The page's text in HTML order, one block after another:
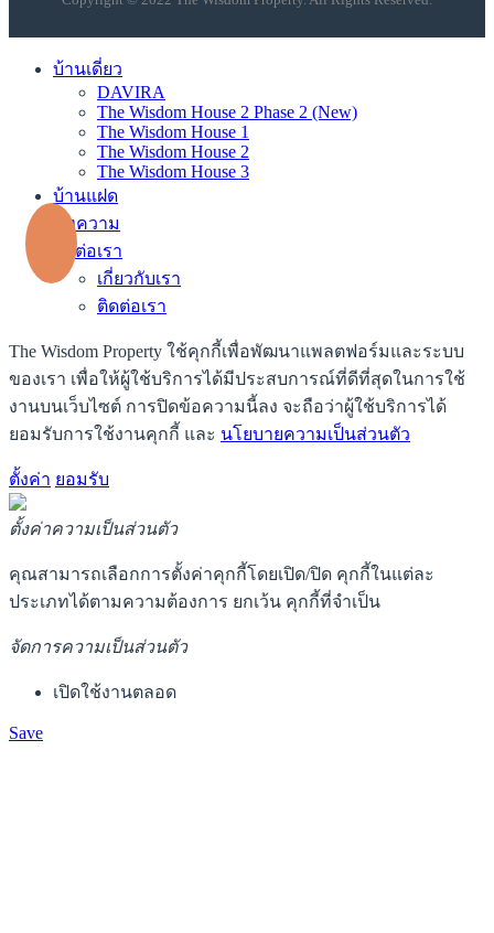
บ้านเดี่ยว
DAVIRA
The Wisdom House 2 Phase 2 (New)
The Wisdom House 1
The Wisdom House 2
The Wisdom House 3
บ้านแฝด
บทความ
ติดต่อเรา
เกี่ยวกับเรา
ติดต่อเรา
The Wisdom Property ใช้คุกกี้เพื่อพัฒนาแพลตฟอร์มและระบบ
ของเรา เพื่อให้ผู้ใช้บริการได้มีประสบการณ์ที่ดีที่สุดในการใช้
งานบนเว็บไซต์ การปิดข้อความนี้ลง จะถือว่าผู้ใช้บริการได้
ยอมรับการใช้งานคุกกี้ และ นโยบายความเป็นส่วนตัว
ตั้งค่า ยอมรับ
ตั้งค่าความเป็นส่วนตัว
คุณสามารถเลือกการตั้งค่าคุกกี้โดยเปิด/ปิด คุกกี้ในแต่ละ
ประเภทได้ตามความต้องการ ยกเว้น คุกกี้ที่จำเป็น
จัดการความเป็นส่วนตัว
เปิดใช้งานตลอด
Save